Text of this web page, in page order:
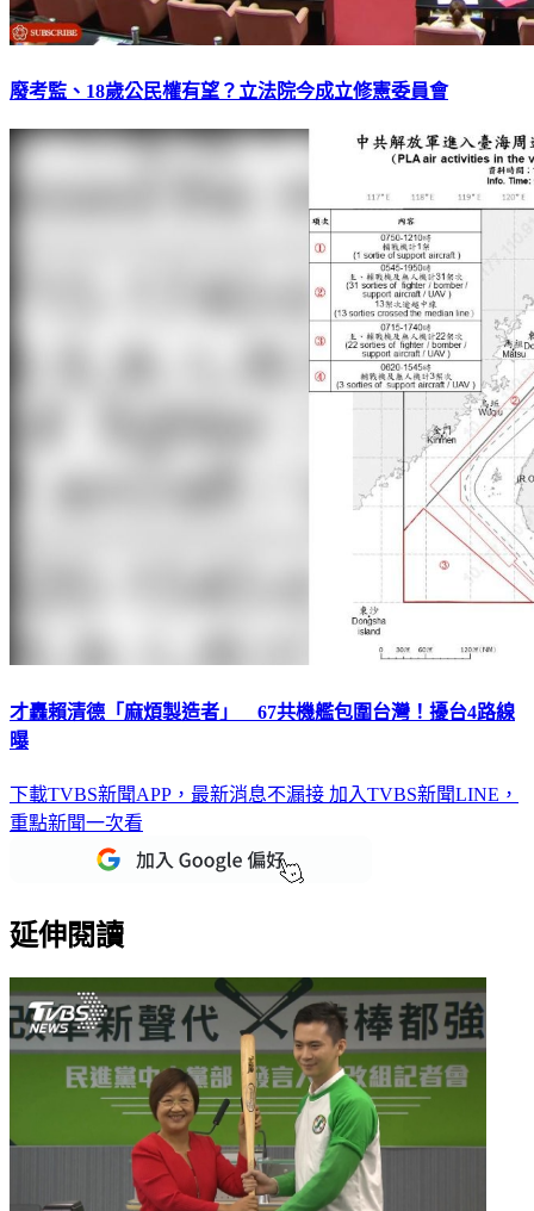
廢考監、18歲公民權有望？立法院今成立修憲委員會
才轟賴清德「麻煩製造者」 67共機艦包圍台灣！擾台4路線
曝
下載TVBS新聞APP，最新消息不漏接 加入TVBS新聞LINE，
重點新聞一次看
延伸閱讀